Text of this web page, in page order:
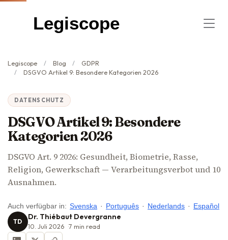
Legiscope
Legiscope Blog
GDPR
DSGVO Artikel 9: Besondere Kategorien 2026
DATENSCHUTZ
DSGVO Artikel 9: Besondere
Kategorien 2026
DSGVO Art. 9 2026: Gesundheit, Biometrie, Rasse,
Religion, Gewerkschaft — Verarbeitungsverbot und 10
Ausnahmen.
Auch verfügbar in: Svenska · Português · Nederlands · Español
TD Dr. Thiébaut Devergranne
10. Juli 2026 7 min read